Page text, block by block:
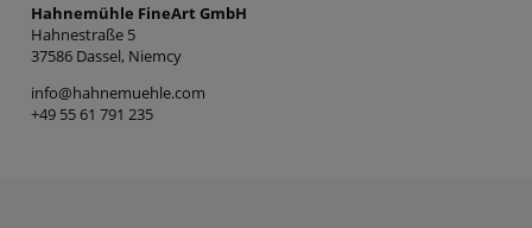
⁦Hahnemühle FineArt GmbH
Hahnestraße 5
37586 Dassel⁩⁦, Niemcy
info@hahnemuehle.com
+49 55 61 791 235